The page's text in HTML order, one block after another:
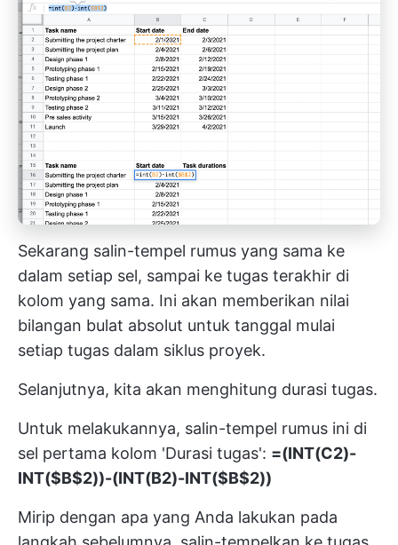
Sekarang salin-tempel rumus yang sama ke
dalam setiap sel, sampai ke tugas terakhir di
kolom yang sama. Ini akan memberikan nilai
bilangan bulat absolut untuk tanggal mulai
setiap tugas dalam siklus proyek.
Selanjutnya, kita akan menghitung durasi tugas.
Untuk melakukannya, salin-tempel rumus ini di
sel pertama kolom 'Durasi tugas': =(INT(C2)-
INT($B$2))-(INT(B2)-INT($B$2))
Mirip dengan apa yang Anda lakukan pada